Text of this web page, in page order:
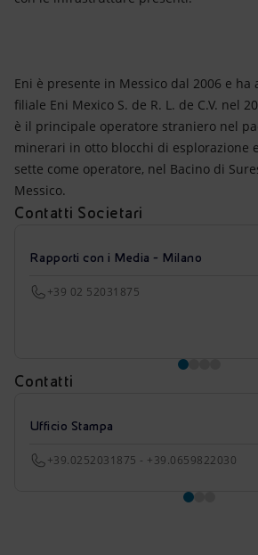
Eni è presente in Messico dal 2006 e
filiale Eni Mexico S. de R. L. de C.V. nel
è il principale operatore straniero nel
minerari in otto blocchi di esplorazione
sette come operatore, nel Bacino di
Messico.
Contatti Societari
Rapporti con i Media - Milano
+39 02 52031875
Contatti
Ufficio Stampa
+39.0252031875 - +39.0659822030